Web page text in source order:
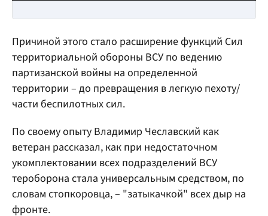
Причиной этого стало расширение функций Сил
территориальной обороны ВСУ по ведению
партизанской войны на определенной
территории – до превращения в легкую пехоту/
части беспилотных сил.
По своему опыту Владимир Чеславский как
ветеран рассказал, как при недостаточном
укомплектовании всех подразделений ВСУ
тероборона стала универсальным средством, по
словам стопкоровца, – "затыкачкой" всех дыр на
фронте.